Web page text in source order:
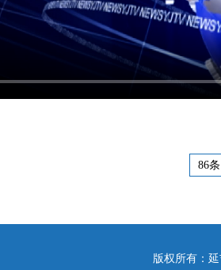
86条
版权所有：